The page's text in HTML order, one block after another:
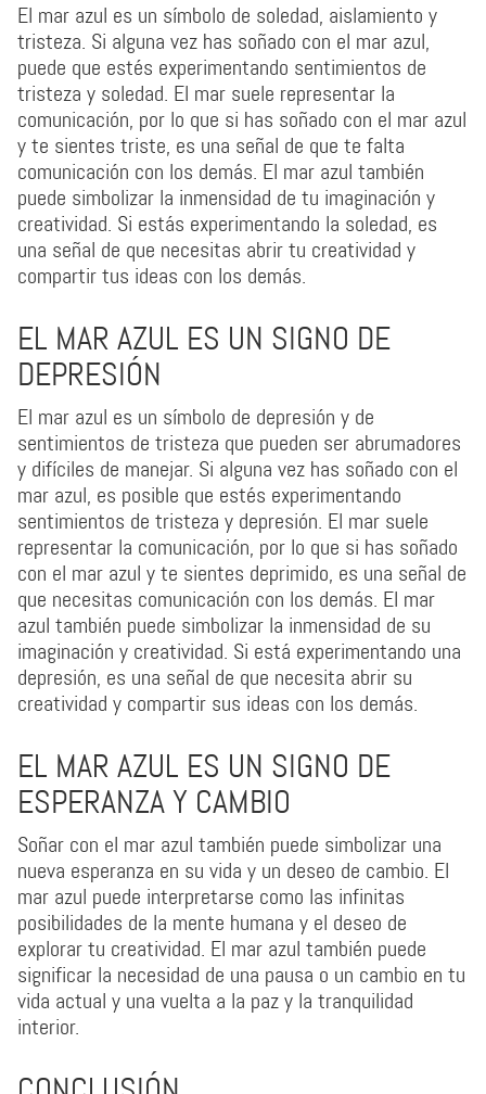
El mar azul es un símbolo de soledad, aislamiento y
tristeza. Si alguna vez has soñado con el mar azul,
puede que estés experimentando sentimientos de
tristeza y soledad. El mar suele representar la
comunicación, por lo que si has soñado con el mar azul
y te sientes triste, es una señal de que te falta
comunicación con los demás. El mar azul también
puede simbolizar la inmensidad de tu imaginación y
creatividad. Si estás experimentando la soledad, es
una señal de que necesitas abrir tu creatividad y
compartir tus ideas con los demás.
EL MAR AZUL ES UN SIGNO DE
DEPRESIÓN
El mar azul es un símbolo de depresión y de
sentimientos de tristeza que pueden ser abrumadores
y difíciles de manejar. Si alguna vez has soñado con el
mar azul, es posible que estés experimentando
sentimientos de tristeza y depresión. El mar suele
representar la comunicación, por lo que si has soñado
con el mar azul y te sientes deprimido, es una señal de
que necesitas comunicación con los demás. El mar
azul también puede simbolizar la inmensidad de su
imaginación y creatividad. Si está experimentando una
depresión, es una señal de que necesita abrir su
creatividad y compartir sus ideas con los demás.
EL MAR AZUL ES UN SIGNO DE
ESPERANZA Y CAMBIO
Soñar con el mar azul también puede simbolizar una
nueva esperanza en su vida y un deseo de cambio. El
mar azul puede interpretarse como las infinitas
posibilidades de la mente humana y el deseo de
explorar tu creatividad. El mar azul también puede
significar la necesidad de una pausa o un cambio en tu
vida actual y una vuelta a la paz y la tranquilidad
interior.